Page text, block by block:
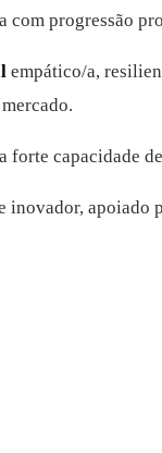
com progressão
empático/a,
capacidade
apoiado